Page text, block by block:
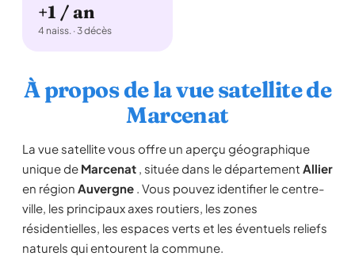
+1 / an
4 naiss. · 3 décès
À propos de la vue satellite de
Marcenat
La vue satellite vous offre un aperçu géographique
unique de Marcenat , située dans le département Allier
en région Auvergne . Vous pouvez identifier le centre-
ville, les principaux axes routiers, les zones
résidentielles, les espaces verts et les éventuels reliefs
naturels qui entourent la commune.